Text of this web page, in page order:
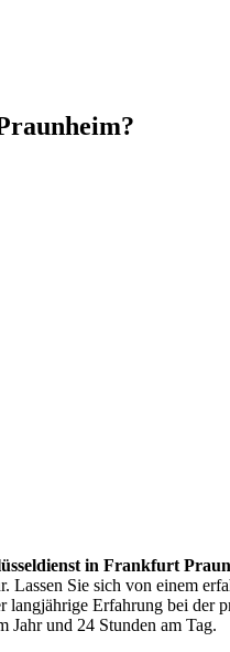
in Frankfurt
Sie sich von einem
Erfahrung bei der
Jahr und 24 Stunden am Tag.